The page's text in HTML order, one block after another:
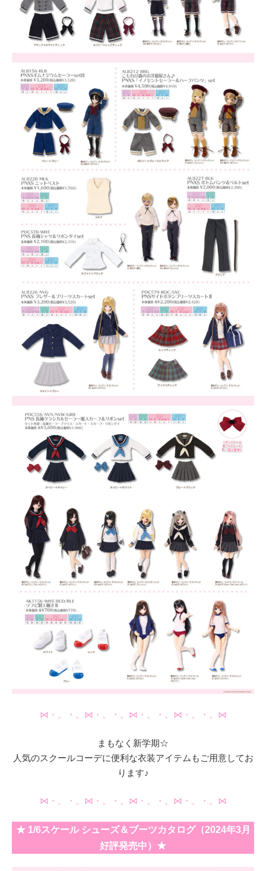
⋈・。・。⋈・。・。⋈・。・。⋈・。・。⋈
まもなく新学期☆
人気のスクールコーデに便利な衣装アイテムもご用意してお
ります♪
⋈・。・。⋈・。・。⋈・。・。⋈・。・。⋈
★ 1/6スケール シューズ＆ブーツカタログ（2024年3月
好評発売中）★